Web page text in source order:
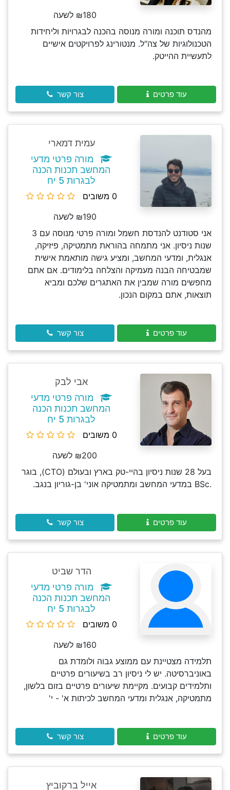
₪180 לשעה
מהנדס תוכנה ומורה מנוסה בהכנה לבגרויות וליחידות
הטכנולוגיות של צה"ל. מנטורינג לפרויקטים אישיים
לתעשיית ההייטק.
עוד פרטים צור קשר
עמית דמארי
מורה פרטי מדעי
המחשב תכנות הכנה
לבגרות 5 יח
0 משובים
₪190 לשעה
אני סטודנט להנדסת חשמל ומורה פרטי מנוסה עם 3
שנות ניסיון. אני מתמחה בהוראת מתמטיקה, פיזיקה,
אנגלית, ומדעי המחשב, ומציע גישה מותאמת אישית
שמבטיחה הבנה מעמיקה והצלחה בלימודים. אם אתם
מחפשים מורה שמבין את האתגרים שלכם ומביא
תוצאות, אתם במקום הנכון.
עוד פרטים צור קשר
אבי לבק
מורה פרטי מדעי
המחשב תכנות הכנה
לבגרות 5 יח
0 משובים
₪200 לשעה
בעל 28 שנות ניסיון בהיי-טק בארץ ובעולם (CTO), בוגר
.BSc במדעי המחשב ומתמטיקה אוני' בן-גוריון בנגב.
עוד פרטים צור קשר
הדר שביט
מורה פרטי מדעי
המחשב תכנות הכנה
לבגרות 5 יח
0 משובים
₪160 לשעה
תלמידה מצטיינת עם ממוצע גבוה ולומדת גם
באוניברסיטה. יש לי ניסיון רב בשיעורים פרטיים
ותלמידים קבועים. מקיימת שיעורים פרטיים בזום בלשון,
מתמטיקה, אנגלית ומדעי המחשב לכיתות א' - י'
עוד פרטים צור קשר
אייל ברקוביץ